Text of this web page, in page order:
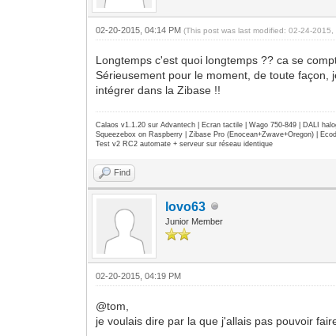
02-20-2015, 04:14 PM(This post was last modified: 02-24-
Longtemps c'est quoi longtemps ?? ca se
Sérieusement pour le moment, de toute
intégrer dans la Zibase !!
Calaos v1.1.20 sur Advantech | Ecran tactile | Wago 750-849 | DALI
Squeezebox on Raspberry | Zibase Pro (Enocean+Zwave+Oregon) |
Test v2 RC2 automate + serveur sur réseau identique
Find
lovo63
Junior Member
02-20-2015, 04:19 PM
@tom,
je voulais dire par la que j'allais pas pouvoir